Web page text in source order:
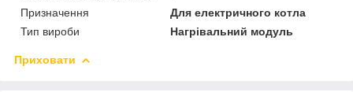
Призначення
Для електричного котла
Тип вироби
Нагрівальний модуль
Приховати